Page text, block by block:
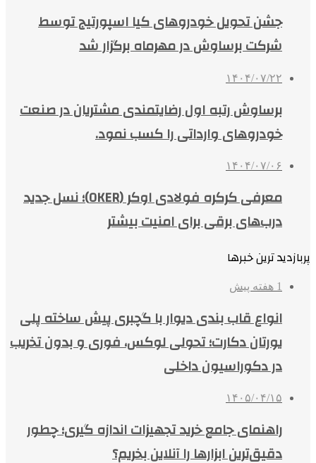
جشن تحویل خودروهای کیا اسپورتیج توسط
شرکت برساوش در مهرماه برگزار شد
۱۴۰۴/۰۷/۲۲
برساوش رتبه اول رضایتمندی مشتریان در صنعت
خودروهای وارداتی را کسب نمود.
۱۴۰۴/۰۷/۰۶
معرفی کرکره فولادی اوکر (OKER)؛ نسل جدید
درب‌های برقی برای امنیت بیشتر
پربازدید ترین خبرها
1 هفته پیش
انواع قاب بندی دیوار با گچبری پیش ساخته پلی
یورتان دکارت؛ تحولی لوکس، فوری و بدون تخریب
در دکوراسیون داخلی
۱۴۰۵/۰۴/۱۵
راهنمای جامع خرید تجهیزات اندازه گیری؛ چطور
دقیق‌ترین ابزارها را آنلاین بخریم؟